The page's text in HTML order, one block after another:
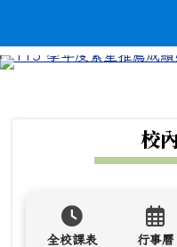
校
全校課表 行事曆